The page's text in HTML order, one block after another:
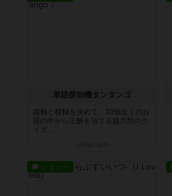
単語探知機タンタンゴ
縦軸と横軸を決めて、10個近くのお
題の中から正解を当てる協力型のク
イズ...
レビュー